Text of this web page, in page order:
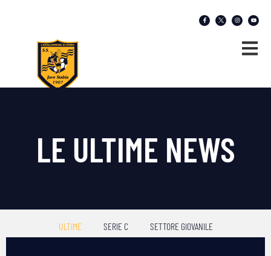
LE ULTIME NEWS
ULTIME SERIE C SETTORE GIOVANILE